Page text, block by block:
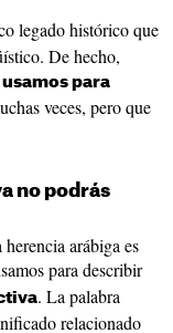
legado histórico que
De hecho,
para
veces, pero que
no podrás
arábiga es
para describir
. La palabra
relacionado